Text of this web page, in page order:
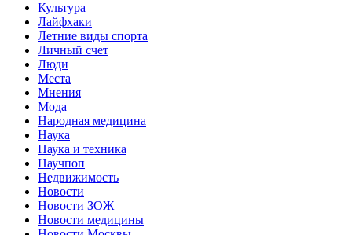
Культура
Лайфхаки
Летние виды спорта
Личный счет
Люди
Места
Мнения
Мода
Народная медицина
Наука
Наука и техника
Научпоп
Недвижимость
Новости
Новости ЗОЖ
Новости медицины